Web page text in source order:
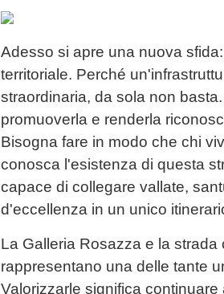
Adesso si apre una nuova
territoriale. Perché
straordinaria, da sola non
promuoverla e renderla
Bisogna fare in modo che chi
conosca l'esistenza di questa
capace di collegare vallate,
d'eccellenza in un unico
La Galleria Rosazza e la strada
rappresentano una delle tante
Valorizzarle significa